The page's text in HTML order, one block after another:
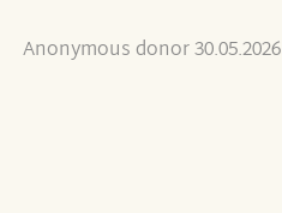
Anonymous donor 30.05.2026